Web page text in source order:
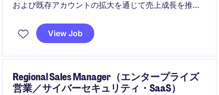
および既存アカウントの拡大を通じて売上成長を推進
View Job
Regional Sales Manager（エンタープライズ
営業／サイバーセキュリティ・SaaS）